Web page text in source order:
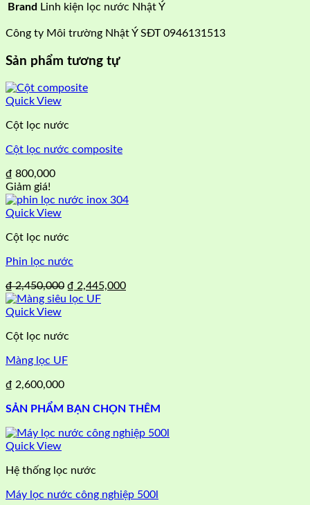
Brand Linh kiện lọc nước Nhật Ý
Công ty Môi trường Nhật Ý SĐT 0946131513
Sản phẩm tương tự
Quick View
Cột lọc nước
Cột lọc nước composite
₫ 800,000
Giảm giá!
Quick View
Cột lọc nước
Phin lọc nước
₫2,450,000 Giá
gốc
₫ 2,445,000Giá
Quick View
Cột lọc nước
Màng lọc UF
₫ 2,600,000
SẢN PHẨM BẠN CHỌN THÊM
Quick View
Hệ thống lọc nước
Máy lọc nước công nghiệp 500l